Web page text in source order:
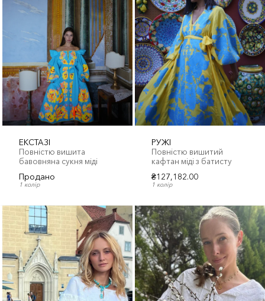
ЕКСТАЗІ
Повністю вишита
бавовняна сукня міді
Продано
1 колір
РУЖІ
Повністю вишитий
кафтан міді з батисту
₴127,182.00
1 колір